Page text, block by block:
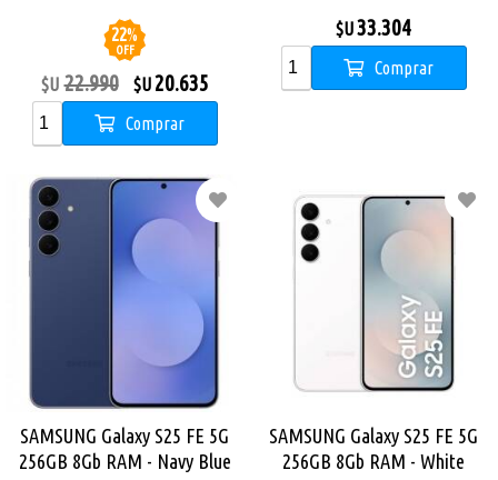
22%
OFF
$U 22.990 $U20.635
Comprar
$U33.304
Comprar
SAMSUNG Galaxy S25 FE 5G
256GB 8Gb RAM - Navy Blue
SAMSUNG Galaxy S25 FE 5G
256GB 8Gb RAM - White